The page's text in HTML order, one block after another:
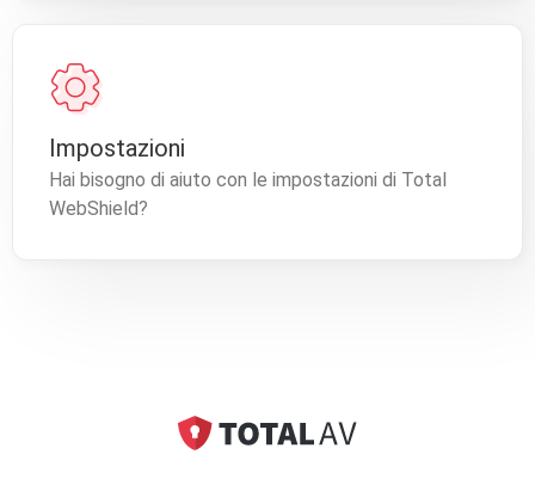
Impostazioni
Hai bisogno di aiuto con le impostazioni di Total
WebShield?